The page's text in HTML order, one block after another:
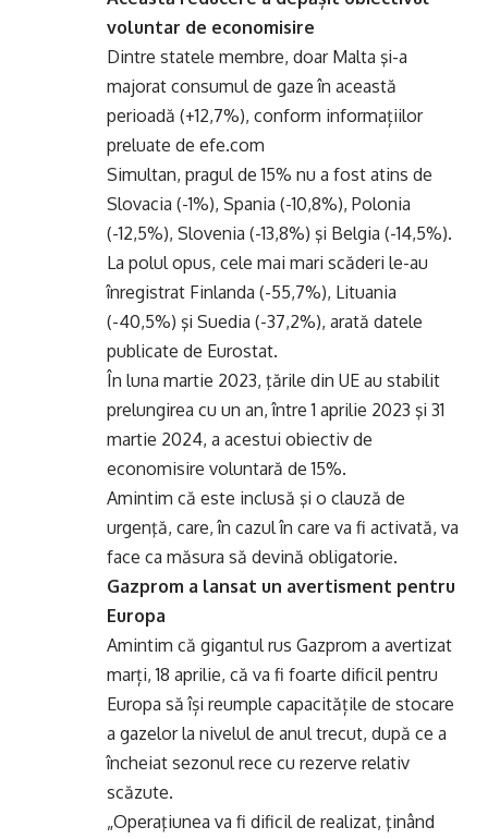
voluntar de economisire
Dintre statele membre, doar Malta şi-a
majorat consumul de gaze în această
perioadă (+12,7%), conform informațiilor
preluate de efe.com
Simultan, pragul de 15% nu a fost atins de
Slovacia (-1%), Spania (-10,8%), Polonia
(-12,5%), Slovenia (-13,8%) şi Belgia (-14,5%).
La polul opus, cele mai mari scăderi le-au
înregistrat Finlanda (-55,7%), Lituania
(-40,5%) şi Suedia (-37,2%), arată datele
publicate de Eurostat.
În luna martie 2023, ţările din UE au stabilit
prelungirea cu un an, între 1 aprilie 2023 şi 31
martie 2024, a acestui obiectiv de
economisire voluntară de 15%.
Amintim că este inclusă şi o clauză de
urgenţă, care, în cazul în care va fi activată, va
face ca măsura să devină obligatorie.
Gazprom a lansat un avertisment pentru
Europa
Amintim că gigantul rus Gazprom a avertizat
marți, 18 aprilie, că va fi foarte dificil pentru
Europa să își reumple capacitățile de stocare
a gazelor la nivelul de anul trecut, după ce a
încheiat sezonul rece cu rezerve relativ
scăzute.
„Operaţiunea va fi dificil de realizat, ţinând